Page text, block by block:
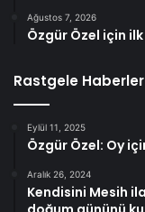
Ağustos 7, 2026
Özgür Özel için
Rastgele Haberler
Eylül 11, 2025
Özgür Özel: Oy
Aralık 26, 2024
Kendisini Mesih